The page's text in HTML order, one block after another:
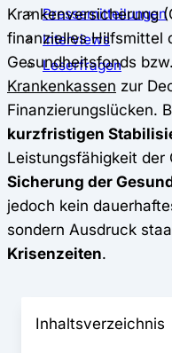
Pressemitteilungen
Interviews
Leserfragen
Krankenversicherung
finanzielles Hilfsmittel
Gesundheitsfonds
Krankenkassen zur
Finanzierungslücken.
kurzfristigen
Leistungsfähigkeit der
Sicherung der
jedoch kein
sondern Ausdruck
Krisenzeiten.
Inhaltsverzeichnis